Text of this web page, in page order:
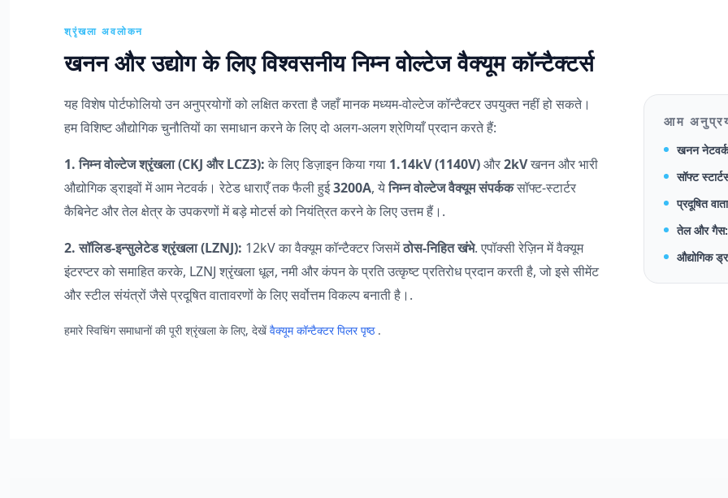
श्रृंखला अवलोकन
खनन और उद्योग के लिए विश्वसनीय निम्न वोल्टेज वैक्यूम कॉन्टैक्टर्स
यह विशेष पोर्टफोलियो उन अनुप्रयोगों को लक्षित करता है जहाँ मानक मध्यम-वोल्टेज कॉन्टैक्टर उपयुक्त नहीं हो सकते।
हम विशिष्ट औद्योगिक चुनौतियों का समाधान करने के लिए दो अलग-अलग श्रेणियाँ प्रदान करते हैं:
1. निम्न वोल्टेज श्रृंखला (CKJ और LCZ3): के लिए डिज़ाइन किया गया 1.14kV (1140V)और2kVखनन और भारी
औद्योगिक ड्राइवों में आम नेटवर्क। रेटेड धाराएँ तक फैली हुई3200A, येनिम्न वोल्टेज वैक्यूम संपर्ककसॉफ्ट-स्टार्टर
कैबिनेट और तेल क्षेत्र के उपकरणों में बड़े मोटर्स को नियंत्रित करने के लिए उत्तम हैं।.
2. सॉलिड-इन्सुलेटेड श्रृंखला (LZNJ): 12kV का वैक्यूम कॉन्टैक्टर जिसमेंठोस-निहित खंभे. एपॉक्सी रेज़िन में वैक्यूम
इंटरप्टर को समाहित करके, LZNJ श्रृंखला धूल, नमी और कंपन के प्रति उत्कृष्ट प्रतिरोध प्रदान करती है, जो इसे सीमेंट
और स्टील संयंत्रों जैसे प्रदूषित वातावरणों के लिए सर्वोत्तम विकल्प बनाती है।.
हमारे स्विचिंग समाधानों की पूरी श्रृंखला के लिए, देखेंवैक्यूम कॉन्टैक्टर पिलर पृष्ठ .
आम
खनन
सॉफ्ट
प्रदूषित
तेल और गैस:
औद्योगिक